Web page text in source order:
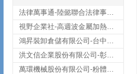
法律萬事通-陸懿聯合法律事務所
視野企業社-高週波金屬加熱設備,彰化高週波金屬加熱設備
鴻昇裝卸倉儲有限公司-台中貨櫃裝卸
洪文信企業股份有限公司-彰化鋅合金鑄造,彰化五金加工,彰化五金配件
萬環機械股份有限公司-粉體塗裝設備,輸送機,輸送機設備,台南輸送機